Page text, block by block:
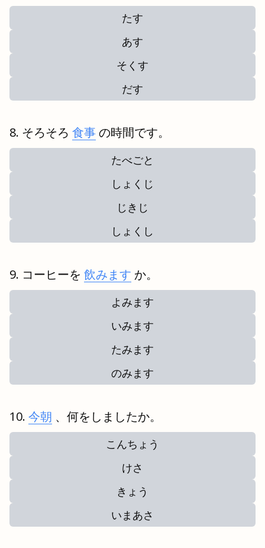
たす
あす
そくす
だす
そろそろ 食事の時間です。
たべごと
しょくじ
じきじ
しょくし
コーヒーを 飲みます か。
よみます
いみます
たみます
のみます
今朝 、何をしましたか。
こんちょう
けさ
きょう
いまあさ